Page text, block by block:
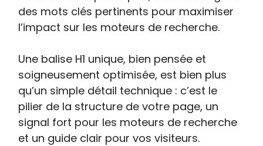
des mots clés pertinents pour maximiser
l’impact sur les moteurs de recherche.
Une balise H1 unique, bien pensée et
soigneusement optimisée, est bien plus
qu’un simple détail technique : c’est le
pilier de la structure de votre page, un
signal fort pour les moteurs de recherche
et un guide clair pour vos visiteurs.